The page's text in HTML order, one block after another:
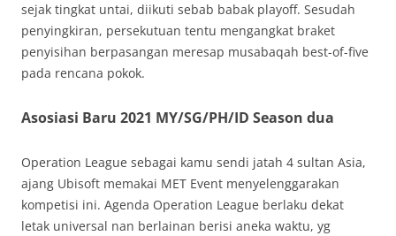
sejak tingkat untai, diikuti sebab babak playoff. Sesudah
penyingkiran, persekutuan tentu mengangkat braket
penyisihan berpasangan meresap musabaqah best-of-five
pada rencana pokok.
Asosiasi Baru 2021 MY/SG/PH/ID Season dua
Operation League sebagai kamu sendi jatah 4 sultan Asia,
ajang Ubisoft memakai MET Event menyelenggarakan
kompetisi ini. Agenda Operation League berlaku dekat
letak universal nan berlainan berisi aneka waktu, yg